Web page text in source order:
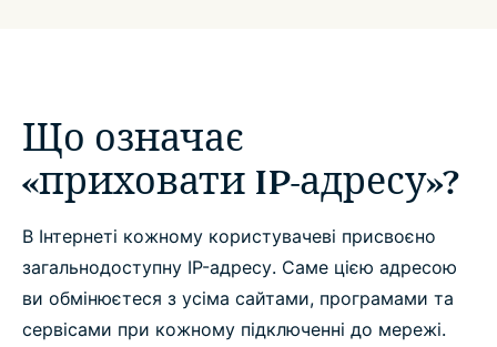
Що означає
«приховати IP-адресу»?
В Інтернеті кожному користувачеві присвоєно
загальнодоступну IP-адресу. Саме цією адресою
ви обмінюєтеся з усіма сайтами, програмами та
сервісами при кожному підключенні до мережі.